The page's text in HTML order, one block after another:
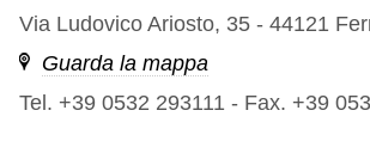
Via Ludovico Ariosto, 35 - 44121
Guarda la mappa
Tel. +39 0532 293111 - Fax. +39